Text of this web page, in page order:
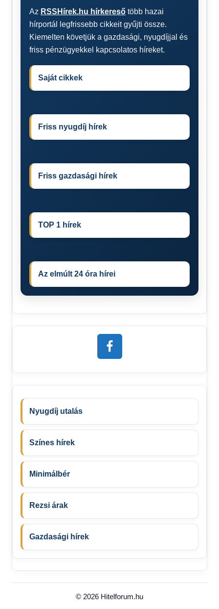
Az RSSHírek.hu hírkereső több hazai
hírportál legfrissebb cikkeit gyűjti össze.
Kiemelten követjük a gazdasági, nyugdíjjal és
friss pénzügyekkel kapcsolatos híreket.
Saját cikkek
Friss nyugdíj hírek
Friss gazdasági hírek
TOP 1 hírek
Az elmúlt 24 óra hírei
Nyugdíj utalás
Színes hírek
Minimálbér
Rezsi árak
Gazdasági hírek
© 2026 Hitelforum.hu